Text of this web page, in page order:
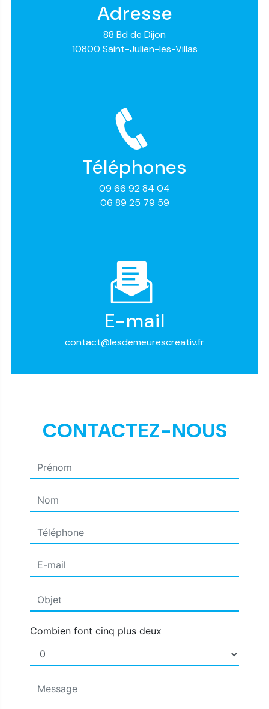
Adresse
88 Bd de Dijon
10800 Saint-Julien-les-Villas
Téléphones
09 66 92 84 04
06 89 25 79 59
E-mail
contact@lesdemeurescreativ.fr
CONTACTEZ-NOUS
Combien font cinq plus deux